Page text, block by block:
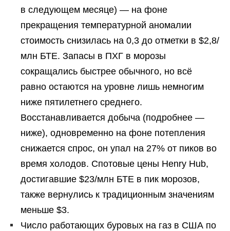
в следующем месяце) — на фоне
прекращения температурной аномалии
стоимость снизилась на 0,3 до отметки в $2,8/
млн БТЕ. Запасы в ПХГ в морозы
сокращались быстрее обычного, но всё
равно остаются на уровне лишь немногим
ниже пятилетнего среднего.
Восстанавливается добыча (подробнее —
ниже), одновременно на фоне потепления
снижается спрос, он упал на 27% от пиков во
время холодов. Спотовые цены Henry Hub,
достигавшие $23/млн БТЕ в пик морозов,
также вернулись к традиционным значениям
меньше $3.
Число работающих буровых на газ в США по